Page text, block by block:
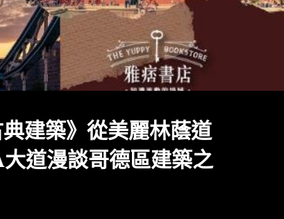
典建築》從美麗林蔭道
道漫談哥德區建築之